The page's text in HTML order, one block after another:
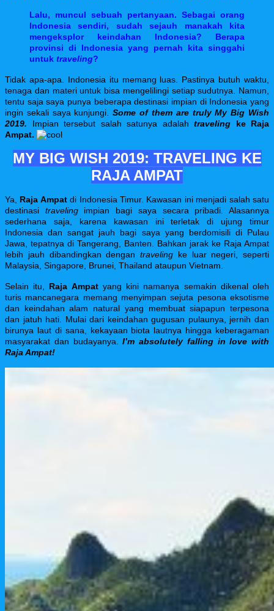
Lalu, muncul sebuah pertanyaan. Sebagai orang
Indonesia sendiri, sudah sejauh manakah kita
mengeksplor keindahan Indonesia? Berapa
provinsi di Indonesia yang pernah kita singgahi
untuk traveling?
Tidak apa-apa. Indonesia itu memang luas. Pastinya butuh waktu,
tenaga dan materi untuk bisa mengelilingi setiap sudutnya. Namun,
tentu saja saya punya beberapa destinasi impian di Indonesia yang
ingin sekali saya kunjungi.Some of them are truly My Big Wish
2019.
Impian tersebut salah satunya adalah traveling ke Raja
Ampat.
MY BIG WISH 2019: TRAVELING KE
RAJA AMPAT
Ya, Raja Ampatdi Indonesia Timur. Kawasan ini menjadi salah satu
destinasi travelingimpian bagi saya secara pribadi. Alasannya
sederhana saja, karena kawasan ini terletak di ujung timur
Indonesia dan sangat jauh bagi saya yang berdomisili di Pulau
Jawa, tepatnya di Tangerang, Banten. Bahkan jarak ke Raja Ampat
lebih jauh dibandingkan dengan traveling ke luar negeri, seperti
Malaysia, Singapore, Brunei, Thailand ataupun Vietnam.
Selain itu, Raja Ampatyang kini namanya semakin dikenal oleh
turis mancanegara memang menyimpan sejuta pesona eksotisme
dan keindahan alam natural yang membuat siapapun terpesona
dan jatuh hati. Mulai dari keindahan gugusan pulaunya, jernih dan
birunya laut di sana, kekayaan biota lautnya hingga keberagaman
masyarakat dan budayanya.I’m absolutely falling in love with
Raja Ampat!